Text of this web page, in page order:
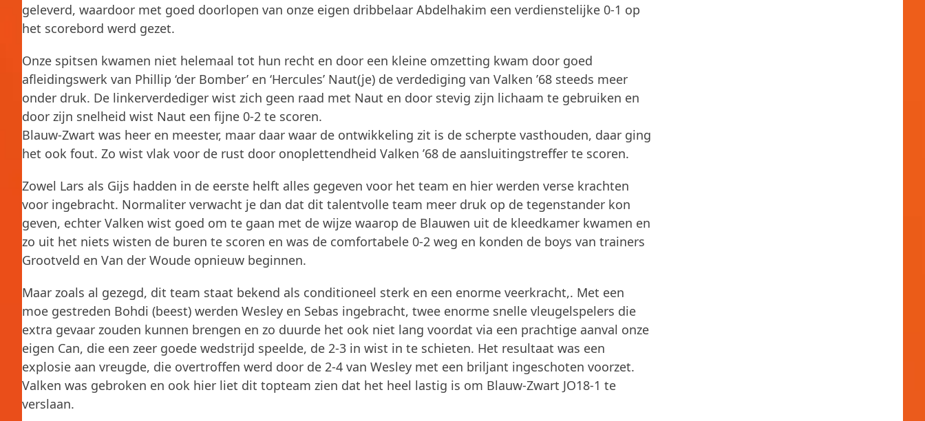
geleverd, waardoor met goed doorlopen van onze eigen dribbelaar Abdelhakim een verdienstelijke 0-1 op
het scorebord werd gezet.
Onze spitsen kwamen niet helemaal tot hun recht en door een kleine omzetting kwam door goed
afleidingswerk van Phillip ‘der Bomber’ en ‘Hercules’ Naut(je) de verdediging van Valken ’68 steeds meer
onder druk. De linkerverdediger wist zich geen raad met Naut en door stevig zijn lichaam te gebruiken en
door zijn snelheid wist Naut een fijne 0-2 te scoren.
Blauw-Zwart was heer en meester, maar daar waar de ontwikkeling zit is de scherpte vasthouden, daar ging
het ook fout. Zo wist vlak voor de rust door onoplettendheid Valken ’68 de aansluitingstreffer te scoren.
Zowel Lars als Gijs hadden in de eerste helft alles gegeven voor het team en hier werden verse krachten
voor ingebracht. Normaliter verwacht je dan dat dit talentvolle team meer druk op de tegenstander kon
geven, echter Valken wist goed om te gaan met de wijze waarop de Blauwen uit de kleedkamer kwamen en
zo uit het niets wisten de buren te scoren en was de comfortabele 0-2 weg en konden de boys van trainers
Grootveld en Van der Woude opnieuw beginnen.
Maar zoals al gezegd, dit team staat bekend als conditioneel sterk en een enorme veerkracht,. Met een
moe gestreden Bohdi (beest) werden Wesley en Sebas ingebracht, twee enorme snelle vleugelspelers die
extra gevaar zouden kunnen brengen en zo duurde het ook niet lang voordat via een prachtige aanval onze
eigen Can, die een zeer goede wedstrijd speelde, de 2-3 in wist in te schieten. Het resultaat was een
explosie aan vreugde, die overtroffen werd door de 2-4 van Wesley met een briljant ingeschoten voorzet.
Valken was gebroken en ook hier liet dit topteam zien dat het heel lastig is om Blauw-Zwart JO18-1 te
verslaan.